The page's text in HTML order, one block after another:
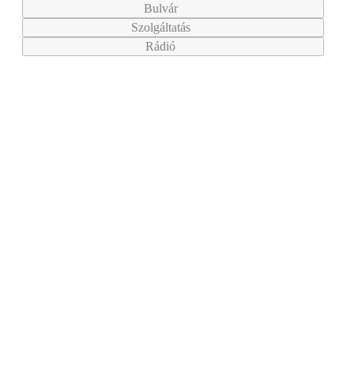
Bulvár
Szolgáltatás
Rádió